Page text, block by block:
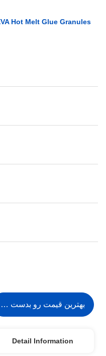
بهترین قیمت رو بدست بیار
Detail Information